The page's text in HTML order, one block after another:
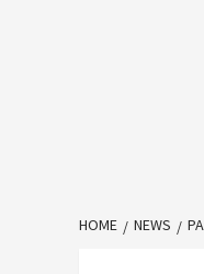
HOME NEWS